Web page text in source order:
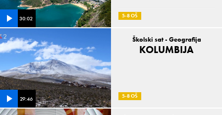
30:02 5-8 OŠ
29:46
Školski sat - Geografija
KOLUMBIJA
5-8 OŠ